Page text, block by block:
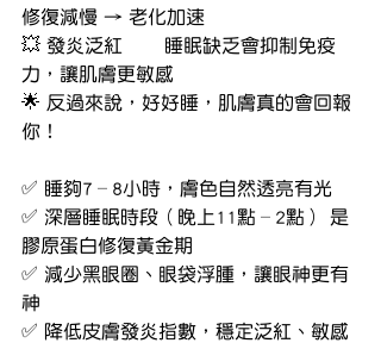
修復減慢 → 老化加速
💥 發炎泛紅	睡眠缺乏會抑制免疫
力，讓肌膚更敏感
🌟 反過來說，好好睡，肌膚真的會回報
你！
✅ 睡夠7–8小時，膚色自然透亮有光
✅ 深層睡眠時段（晚上11點–2點） 是
膠原蛋白修復黃金期
✅ 減少黑眼圈、眼袋浮腫，讓眼神更有
神
✅ 降低皮膚發炎指數，穩定泛紅、敏感